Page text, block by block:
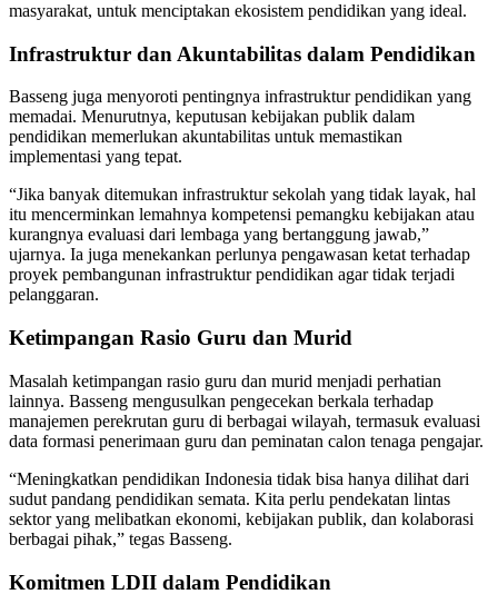
masyarakat, untuk menciptakan ekosistem pendidikan yang ideal.
Infrastruktur dan Akuntabilitas dalam Pendidikan
Basseng juga menyoroti pentingnya infrastruktur pendidikan yang
memadai. Menurutnya, keputusan kebijakan publik dalam
pendidikan memerlukan akuntabilitas untuk memastikan
implementasi yang tepat.
“Jika banyak ditemukan infrastruktur sekolah yang tidak layak, hal
itu mencerminkan lemahnya kompetensi pemangku kebijakan atau
kurangnya evaluasi dari lembaga yang bertanggung jawab,”
ujarnya. Ia juga menekankan perlunya pengawasan ketat terhadap
proyek pembangunan infrastruktur pendidikan agar tidak terjadi
pelanggaran.
Ketimpangan Rasio Guru dan Murid
Masalah ketimpangan rasio guru dan murid menjadi perhatian
lainnya. Basseng mengusulkan pengecekan berkala terhadap
manajemen perekrutan guru di berbagai wilayah, termasuk evaluasi
data formasi penerimaan guru dan peminatan calon tenaga pengajar.
“Meningkatkan pendidikan Indonesia tidak bisa hanya dilihat dari
sudut pandang pendidikan semata. Kita perlu pendekatan lintas
sektor yang melibatkan ekonomi, kebijakan publik, dan kolaborasi
berbagai pihak,” tegas Basseng.
Komitmen LDII dalam Pendidikan